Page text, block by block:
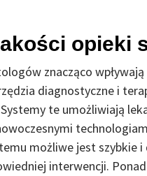
opieki
znacząco
diagnostyczne i
te umożliwiają
możliwe jest
interwencji.